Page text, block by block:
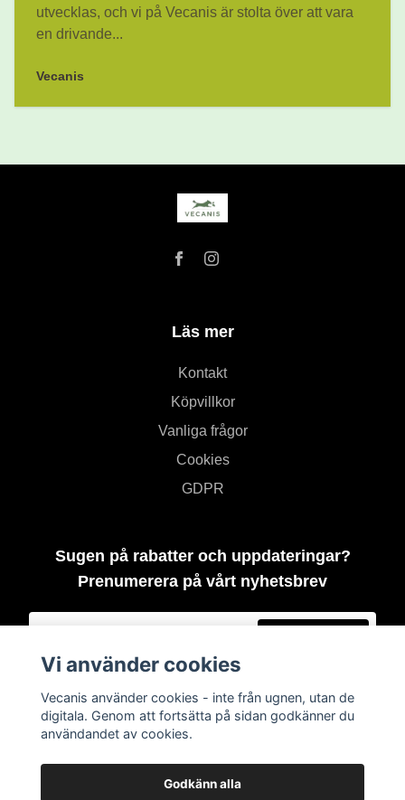
utvecklas, och vi på Vecanis är stolta över att vara
en drivande...
Vecanis
Läs mer
Kontakt
Köpvillkor
Vanliga frågor
Cookies
GDPR
Sugen på rabatter och uppdateringar?
Prenumerera på vårt nyhetsbrev
Vi använder cookies
Vecanis använder cookies - inte från ugnen, utan de
digitala. Genom att fortsätta på sidan godkänner du
användandet av cookies.
Godkänn alla